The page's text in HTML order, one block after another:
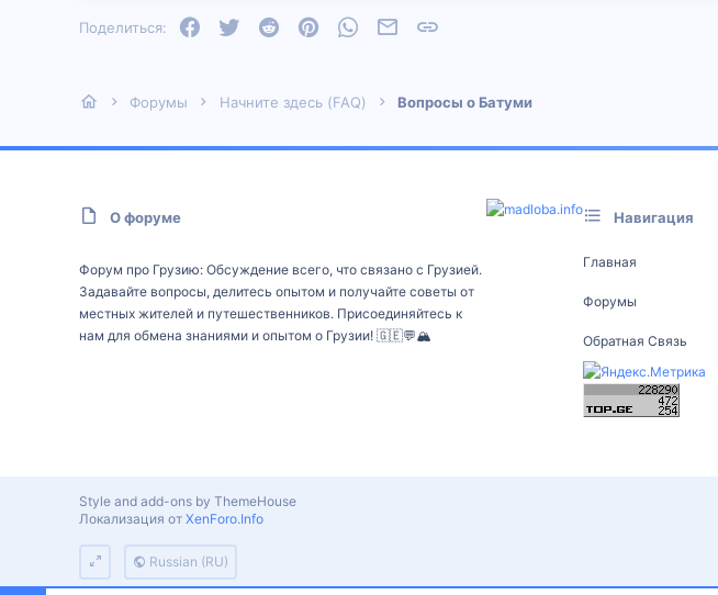
Поделиться: Facebook
Twitter Reddit PinterestWhatsAppЭлектронная почта
Форумы Начните здесь (FAQ) Вопросы о Батуми
О форуме
Форум про Грузию: Обсуждение всего, что связано с Грузией.
Задавайте вопросы, делитесь опытом и получайте советы от
местных жителей и путешественников. Присоединяйтесь к
нам для обмена знаниями и опытом о Грузии! 🇬🇪💬🏔️
Навигация
Главная
Форумы
Обратная Связь
Russian (RU)
Style and add-ons by ThemeHouse
Локализация от XenForo.Info